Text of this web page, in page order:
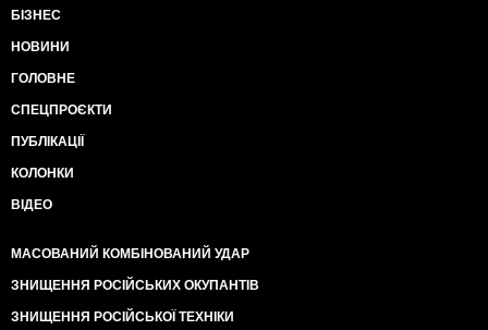
БІЗНЕС
НОВИНИ
ГОЛОВНЕ
СПЕЦПРОЄКТИ
ПУБЛІКАЦІЇ
КОЛОНКИ
ВІДЕО
МАСОВАНИЙ КОМБІНОВАНИЙ УДАР
ЗНИЩЕННЯ РОСІЙСЬКИХ ОКУПАНТІВ
ЗНИЩЕННЯ РОСІЙСЬКОЇ ТЕХНІКИ